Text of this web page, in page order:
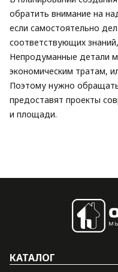
обратить внимание на
если самостоятельно
соответствующих
Непродуманные детали
экономическим тратам,
Поэтому нужно
предоставят проекты
и площади.
КАТАЛОГ